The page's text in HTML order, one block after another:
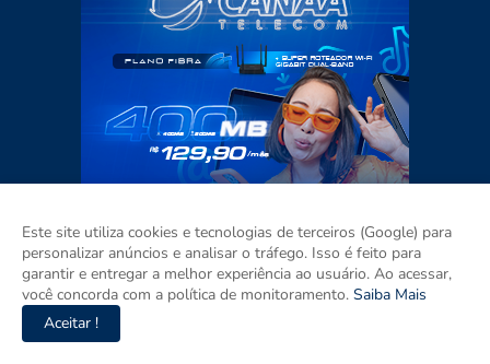
Este site utiliza cookies e tecnologias de terceiros (Google) para
personalizar anúncios e analisar o tráfego. Isso é feito para
garantir e entregar a melhor experiência ao usuário. Ao acessar,
você concorda com a política de monitoramento. Saiba Mais
Aceitar !